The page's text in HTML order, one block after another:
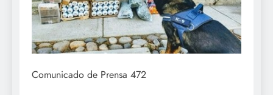
Comunicado de Prensa 472